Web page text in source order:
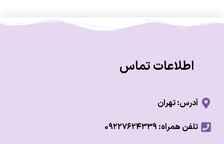
اطلاعات تماس
آدرس: تهران
تلفن همراه: ۰۹۲۲۷۶۲۴۳۳۹